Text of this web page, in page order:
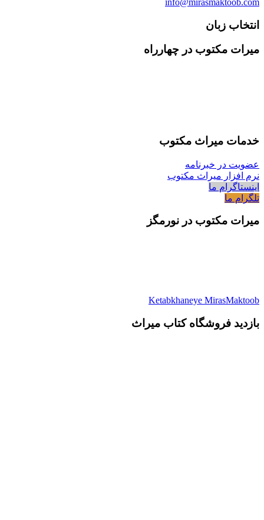
info@mirasmaktoob.com
انتخاب زبان
میرات مکتوب در چهارراه
خدمات میراث مکتوب
عضویت در خبرنامه
نرم افزار میراث مکتوب
اینستاگرام ما
تلگرام ما
میرات مکتوب در نورمگز
Ketabkhaneye MirasMaktoob
بازدید فروشگاه کتاب میراث